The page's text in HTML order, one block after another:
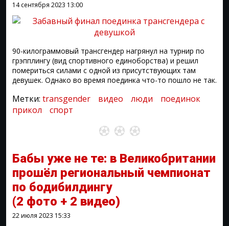
14 сентября 2023 13:00
90-килограммовый трансгендер нагрянул на турнир по
грэпплингу (вид спортивного единоборства) и решил
помериться силами с одной из присутствующих там
девушек. Однако во время поединка что-то пошло не так.
Метки: transgender видео люди
поединок
прикол
спорт
Бабы уже не те: в Великобритании
прошёл региональный чемпионат
по бодибилдингу
(2 фото + 2 видео)
22 июля 2023 15:33